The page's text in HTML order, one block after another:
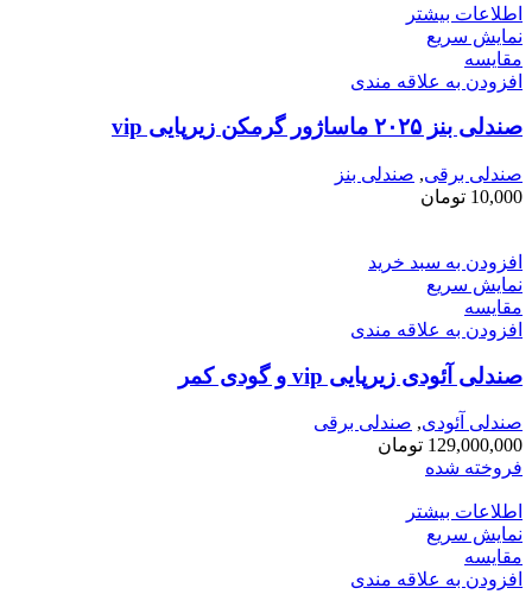
اطلاعات بیشتر
نمایش سریع
مقايسه
افزودن به علاقه مندی
صندلی بنز ۲۰۲۵ ماساژور گرمکن زیرپایی vip
صندلی برقی, صندلی بنز
10,000 تومان
افزودن به سبد خرید
نمایش سریع
مقايسه
افزودن به علاقه مندی
صندلی آئودی زیرپایی vip و گودی کمر
صندلی آئودی, صندلی برقی
129,000,000 تومان
فروخته شده
اطلاعات بیشتر
نمایش سریع
مقايسه
افزودن به علاقه مندی